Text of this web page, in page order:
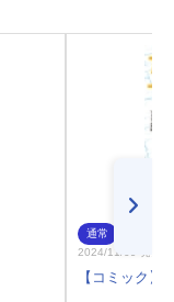
通常
2024/11/09 発売
【コミック】